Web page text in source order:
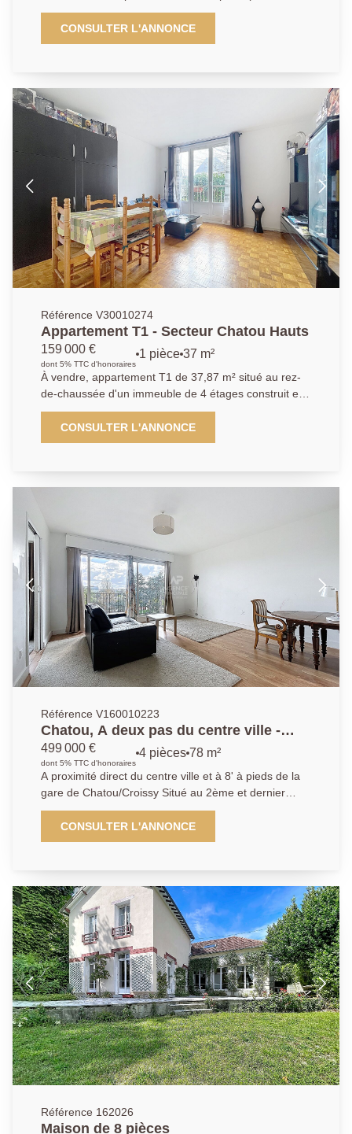
Cloud, T2 et M10) et des commodités, appartement
situé au calme et sans vis-à -vis, fonctionnel avec
rangements se compose d'une entrée, d'un grand
4.28m²et de toilettes séparées. Un cave complète ce
bien. Possibilité d'acquéreur un garage fermé en sus
du prix pour 25000€.
CONSULTER L'ANNONCE
Référence V30010274
Appartement T1 - Secteur Chatou Hauts
159 000 €
dont 5% TTC d'honoraires
1 pièce 37 m²
À vendre, appartement T1 de 37,87 m² situé au rez-
de-chaussée d'un immeuble de 4 étages construit en
1960, dans le secteur prisé de Chatou Hauts, exposé
à l'ouest. Ce bien sécurisé comprend une cuisine
indépendante, un séjour lumineux de 16,45 m², une
tout à l'égout. Une cave est également incluse.
L'immeuble dispose d'un gardien pour plus de
sécurité.
CONSULTER L'ANNONCE
Référence V160010223
Chatou, A deux pas du centre ville -
Appartement 3 chambres
499 000 €
dont 5% TTC d'honoraires
4 pièces 78 m²
A proximité direct du centre ville et à 8' à pieds de la
gare de Chatou/Croissy Situé au 2ème et dernier
étage, cet appartement de 4 pièces se compose d'un
séjour ouvrant sur un large balcon avec une vue
dégagée sur la Seine, une cuisine indépendante, 3
parking privatif extérieur complètent le bien.
CONSULTER L'ANNONCE
Référence 162026
Maison de 8 pièces